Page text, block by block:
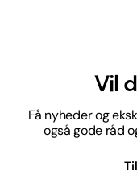
Vil
Få nyheder og
også gode råd